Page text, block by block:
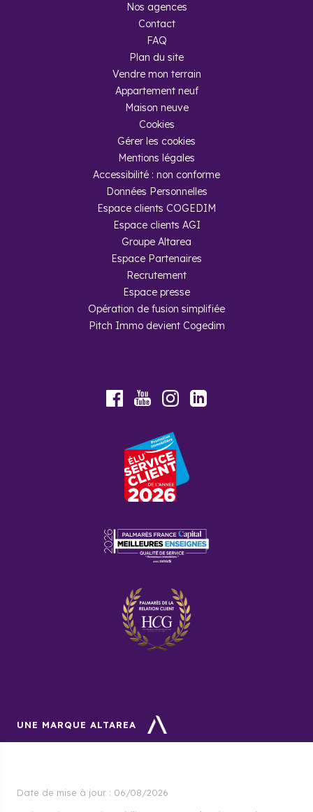
Nos agences
Contact
FAQ
Plan du site
Vendre mon terrain
Appartement neuf
Maison neuve
Cookies
Gérer les cookies
Mentions légales
Accessibilité : non conforme
Données Personnelles
Espace clients COGEDIM
Espace clients AGI
Groupe Altarea
Espace Partenaires
Recrutement
Espace presse
Opération de fusion simplifiée
Pitch Immo devient Cogedim
FacebookYoutubeInstagram
UNE MARQUE ALTAREA
Date de mise à jour : 06/08/2026